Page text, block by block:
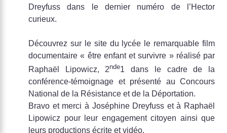
Dreyfuss dans le dernier numéro de l’Hector
curieux.
Découvrez sur le site du lycée le remarquable film
documentaire « être enfant et survivre » réalisé par
Raphaël Lipowicz, 2nde1 dans le cadre de la
conférence-témoignage et présenté au Concours
National de la Résistance et de la Déportation.
Bravo et merci à Joséphine Dreyfuss et à Raphaël
Lipowicz pour leur engagement citoyen ainsi que
leurs productions écrite et vidéo.